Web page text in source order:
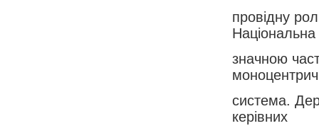
провідну
Національна
значною
система.
керівних